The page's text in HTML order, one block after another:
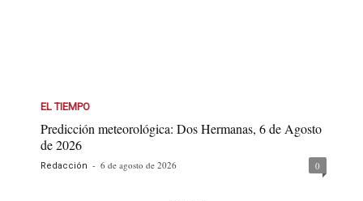
EL TIEMPO
Predicción meteorológica: Dos Hermanas, 6 de Agosto
de 2026
Redacción - 6 de agosto de 2026 0